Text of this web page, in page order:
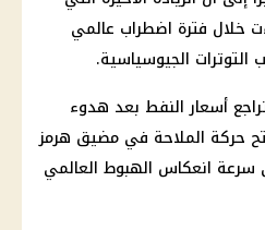
جاءت خلال فترة اضطراب عالمي
التوترات الجيوسياسية.
أسعار النفط بعد هدوء
حركة الملاحة في مضيق هرمز
انعكاس الهبوط العالمي